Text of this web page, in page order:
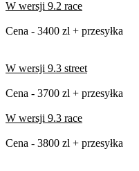
W wersji 9.2 race
Cena - 3400 zl + przesyłka
W wersji 9.3 street
Cena - 3700 zl + przesyłka
W wersji 9.3 race
Cena - 3800 zl + przesyłka